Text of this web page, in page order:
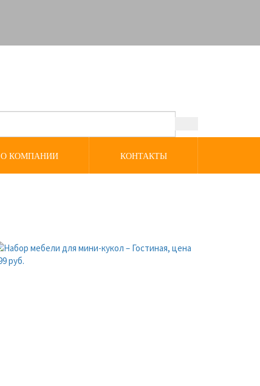
О КОМПАНИИ КОНТАКТЫ